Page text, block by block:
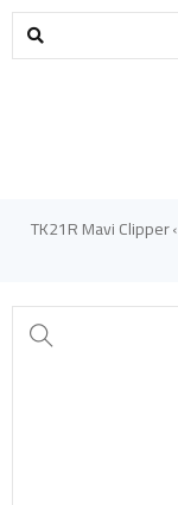
›
TK21R Mavi Clipper